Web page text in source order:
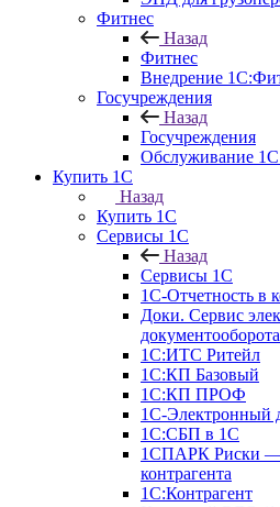
Фитнес
Назад
Фитнес
Внедрение
Госучреждения
Назад
Госучреждения
Обслуживание 1С
Купить 1С
Назад
Купить 1С
Сервисы 1С
Назад
Сервисы 1С
1С-Отчетность в
Доки. Сервис
1С:ИТС Ритейл
1С:КП Базовый
1С:КП ПРОФ
1С-Электронный
1С:СБП в 1С
1СПАРК Риски —
контрагента
1С:Контрагент